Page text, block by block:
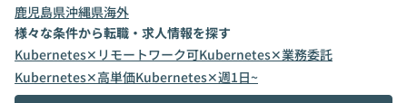
鹿児島県沖縄県海外
様々な条件から転職・求人情報を探す
Kubernetes✕リモートワーク可Kubernetes✕業務委託
Kubernetes✕高単価Kubernetes✕週1日~